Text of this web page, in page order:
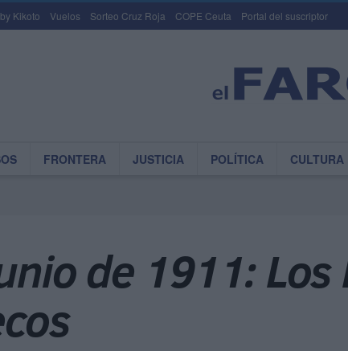
Kikoto Vuelos Sorteo Cruz Roja COPE Ceuta Portal del suscriptor
FRONTERA JUSTICIA POLÍTICA CULTURA
de 1911: Los